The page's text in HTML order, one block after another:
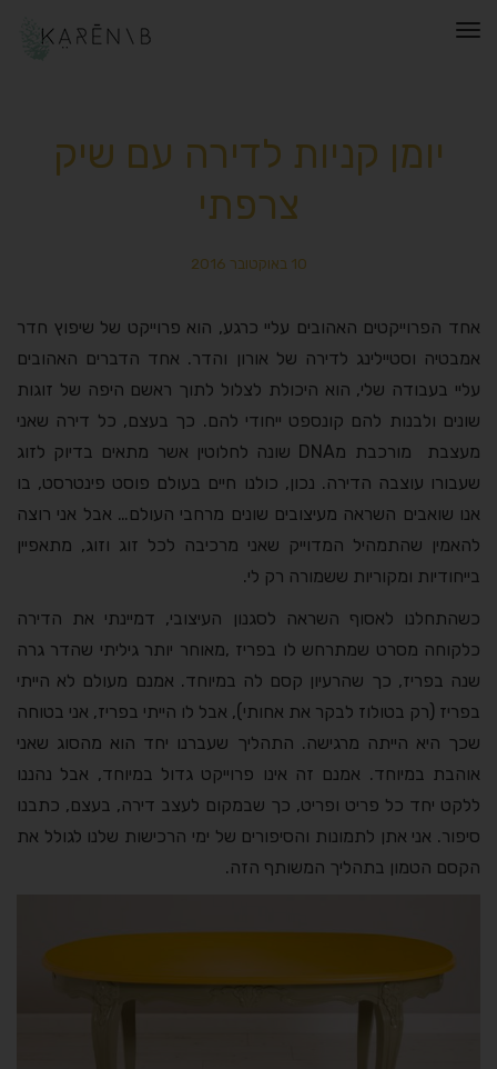
תפריט
יומן קניות לדירה עם שיק
צרפתי
10 באוקטובר 2016
אחד הפרוייקטים האהובים עליי כרגע, הוא פרוייקט של שיפוץ חדר
אמבטיה וסטיילינג לדירה של אורון והדר. אחד הדברים האהובים
עליי בעבודה שלי, הוא היכולת לצלול לתוך ראשם היפה של זוגות
שונים ולבנות להם קונספט ייחודי להם. כך בעצם, כל דירה שאני
מעצבת מורכבת מDNA שונה לחלוטין אשר מתאים בדיוק לזוג
שעבורו עוצבה הדירה. נכון, כולנו חיים בעולם פוסט פינטרסט, בו
אנו שואבים השראה מעיצובים שונים מרחבי העולם… אבל אני רוצה
להאמין שהתמהיל המדוייק שאני מרכיבה לכל זוג וזוג, מתאפיין
בייחודיות ומקוריות ששמורה רק לי.
כשהתחלנו לאסוף השראה לסגנון העיצובי, דמיינתי את הדירה
כלקוחה מסרט שמתרחש לו בפריז ,מאוחר יותר גיליתי שהדר גרה
שנה בפריז, כך שהרעיון קסם לה במיוחד. אמנם מעולם לא הייתי
בפריז (רק בטולוז לבקר את אחותי), אבל לו הייתי בפריז, אני בטוחה
שכך היא הייתה מרגישה. התהליך שעברנו יחד הוא מהסוג שאני
אוהבת במיוחד. אמנם זה אינו פרוייקט גדול במיוחד, אבל נהננו
ללקט יחד כל פריט ופריט, כך שבמקום לעצב דירה, בעצם, כתבנו
סיפור. אני אתן לתמונות והסיפורים של ימי הרכישות שלנו לגולל את
הקסם הטמון בתהליך המשותף הזה.